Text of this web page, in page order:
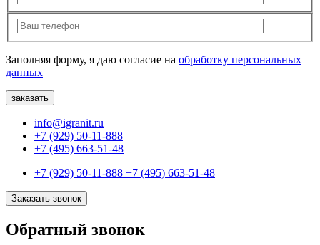
Заполняя форму, я даю согласие на обработку персональных
данных
info@igranit.ru
+7 (929) 50-11-888
+7 (495) 663-51-48
+7 (929) 50-11-888 +7 (495) 663-51-48
Заказать звонок
Обратный звонок